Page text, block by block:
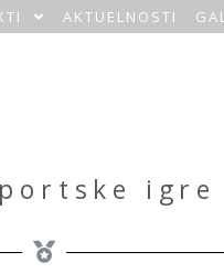
AKTUELNOSTI
igre